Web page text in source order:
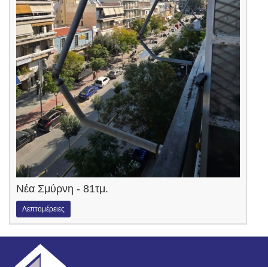
Νέα Σμύρνη - 81τμ.
Λεπτομέρειες